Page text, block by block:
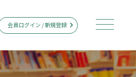
会員ログイン / 新規登録